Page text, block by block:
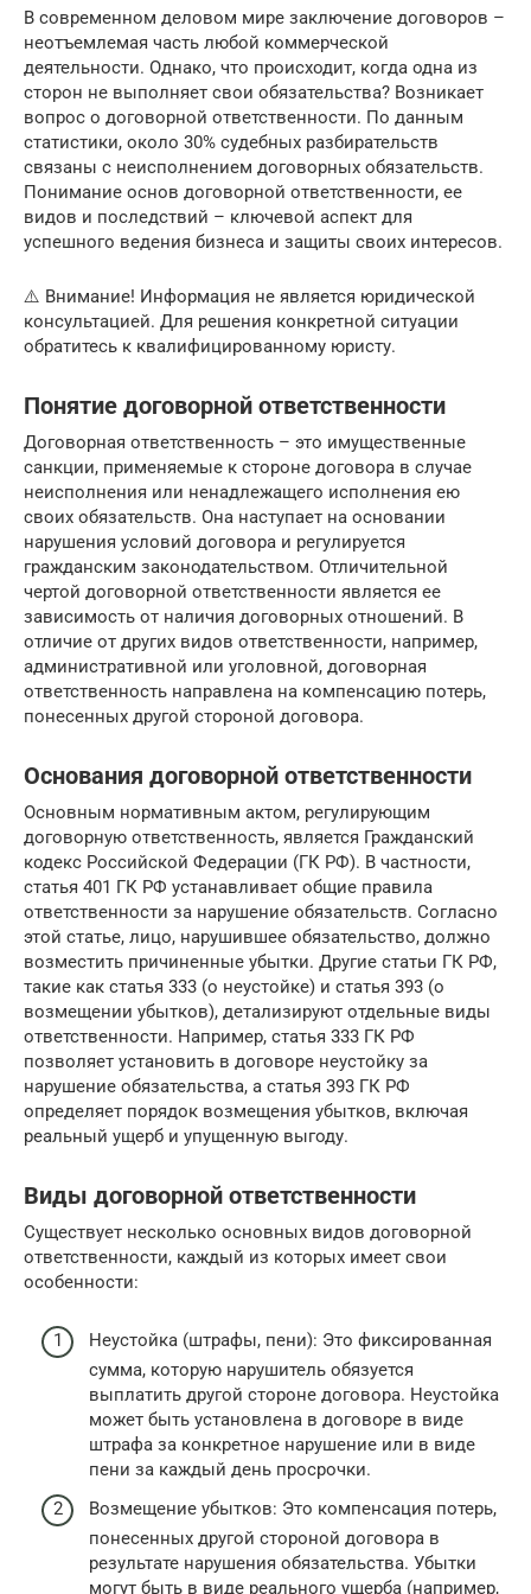
В современном деловом мире заключение договоров –
неотъемлемая часть любой коммерческой
деятельности. Однако, что происходит, когда одна из
сторон не выполняет свои обязательства? Возникает
вопрос о договорной ответственности. По данным
статистики, около 30% судебных разбирательств
связаны с неисполнением договорных обязательств.
Понимание основ договорной ответственности, ее
видов и последствий – ключевой аспект для
успешного ведения бизнеса и защиты своих интересов.
⚠️ Внимание! Информация не является юридической
консультацией. Для решения конкретной ситуации
обратитесь к квалифицированному юристу.
Понятие договорной ответственности
Договорная ответственность – это имущественные
санкции, применяемые к стороне договора в случае
неисполнения или ненадлежащего исполнения ею
своих обязательств. Она наступает на основании
нарушения условий договора и регулируется
гражданским законодательством. Отличительной
чертой договорной ответственности является ее
зависимость от наличия договорных отношений. В
отличие от других видов ответственности, например,
административной или уголовной, договорная
ответственность направлена на компенсацию потерь,
понесенных другой стороной договора.
Основания договорной ответственности
Основным нормативным актом, регулирующим
договорную ответственность, является Гражданский
кодекс Российской Федерации (ГК РФ). В частности,
статья 401 ГК РФ устанавливает общие правила
ответственности за нарушение обязательств. Согласно
этой статье, лицо, нарушившее обязательство, должно
возместить причиненные убытки. Другие статьи ГК РФ,
такие как статья 333 (о неустойке) и статья 393 (о
возмещении убытков), детализируют отдельные виды
ответственности. Например, статья 333 ГК РФ
позволяет установить в договоре неустойку за
нарушение обязательства, а статья 393 ГК РФ
определяет порядок возмещения убытков, включая
реальный ущерб и упущенную выгоду.
Виды договорной ответственности
Существует несколько основных видов договорной
ответственности, каждый из которых имеет свои
особенности:
Неустойка (штрафы, пени): Это фиксированная
сумма, которую нарушитель обязуется
выплатить другой стороне договора. Неустойка
может быть установлена в договоре в виде
штрафа за конкретное нарушение или в виде
пени за каждый день просрочки.
Возмещение убытков: Это компенсация потерь,
понесенных другой стороной договора в
результате нарушения обязательства. Убытки
могут быть в виде реального ущерба (например,